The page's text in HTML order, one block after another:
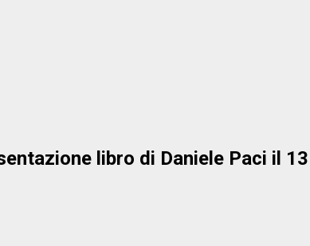
libro di Daniele Paci il